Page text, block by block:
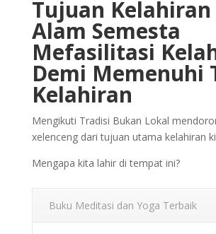
Tujuan
Alam Semesta
Mefasilitasi
Demi Memenuhi
Kelahiran
Mengikuti Tradisi Bukan Lokal
xelenceng dari tujuan utama kelahiran
Mengapa kita lahir di tempat ini?
Buku Meditasi dan Yoga Terbaik